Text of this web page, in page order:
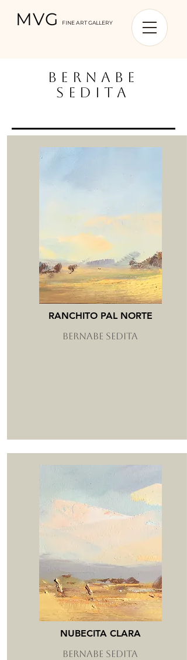
MVG FINE ART GALLERY
BERNABE
SEDITA
RANCHITO PAL NORTE
BERNABE SEDITA
NUBECITA CLARA
BERNABE SEDITA